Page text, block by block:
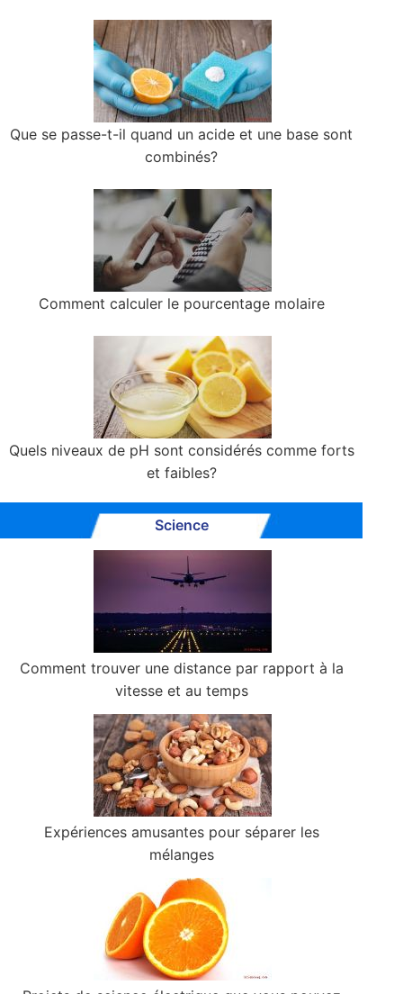
Que se passe-t-il quand un acide et une base sont
combinés?
Comment calculer le pourcentage molaire
Quels niveaux de pH sont considérés comme forts
et faibles?
Science
Comment trouver une distance par rapport à la
vitesse et au temps
Expériences amusantes pour séparer les
mélanges